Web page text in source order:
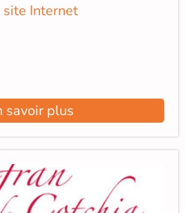
Internet
savoir plus